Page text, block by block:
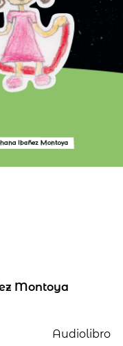
Montoya
Audiolibro